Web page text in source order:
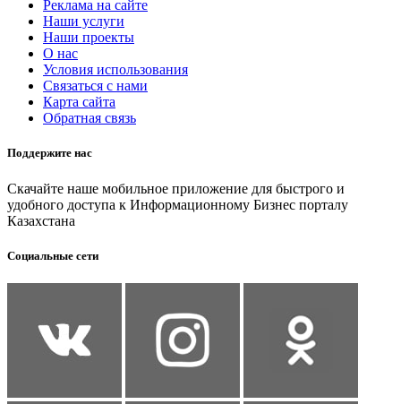
Реклама на сайте
Наши услуги
Наши проекты
О нас
Условия использования
Связаться с нами
Карта сайта
Обратная связь
Поддержите нас
Скачайте наше мобильное приложение для быстрого и
удобного доступа к Информационному Бизнес порталу
Казахстана
Социальные сети